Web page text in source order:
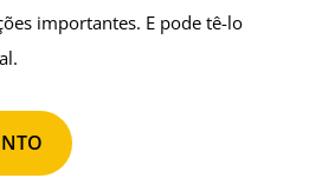
importantes. E pode tê-lo